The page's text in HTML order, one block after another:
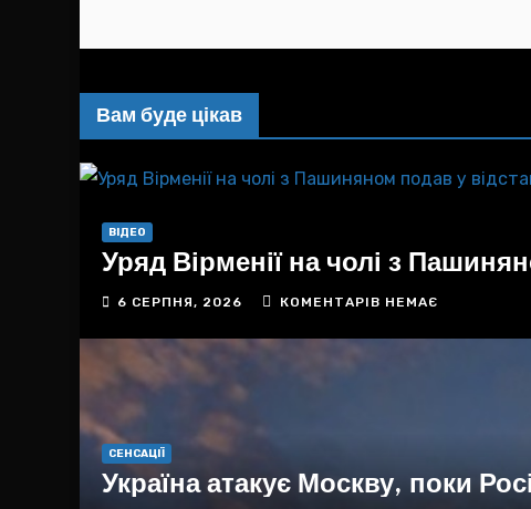
грошей і пропаганди.
Вам буде цікав
ВІДЕО
Уряд Вірменії на чолі з
6 СЕРПНЯ, 2026 КОМЕНТАРІВ НЕМАЄ
СЕНСАЦІЇ
Україна атакує Москву, поки